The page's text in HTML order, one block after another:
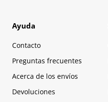
Ayuda
Contacto
Preguntas frecuentes
Acerca de los envíos
Devoluciones